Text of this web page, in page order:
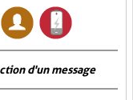
d'un message